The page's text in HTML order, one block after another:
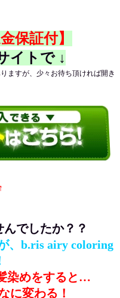
保証付】
イトで ↓
ますが、少々お待ち頂ければ開き
でしたか？？
、b.ris airy coloring
染めをすると…
に変わる！